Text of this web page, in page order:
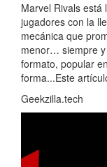
Marvel Rivals
jugadores con la
mecánica que
menor… siempre y
formato, popular
forma...Este
Geekzilla.tech